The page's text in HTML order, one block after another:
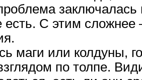
есть. С этим сложнее
маги или колдуны,
по толпе.